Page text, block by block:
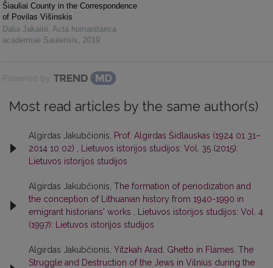
Šiauliai County in the Correspondence
of Povilas Višinskis
Dalia Jakaitė Acta humanitarica
academiae Saulensis
2019
Powered by
Most read articles by the same author(s)
Algirdas Jakubčionis,
Prof. Algirdas Šidlauskas (1924 01 31–
2014 10 02)
Lietuvos istorijos studijos: Vol. 35 (2015):
Lietuvos istorijos studijos
Algirdas Jakubčionis, The formation of periodization and
the conception of Lithuanian history from 1940-1990 in
emigrant historians' works
Lietuvos istorijos studijos: Vol. 4
(1997): Lietuvos istorijos studijos
Algirdas Jakubčionis, Yitzkah Arad. Ghetto in Flames. The
Struggle and Destruction of the Jews in Vilnius during the